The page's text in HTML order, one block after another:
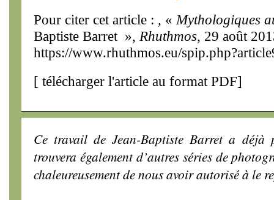
Pour citer cet article : , « Mythologiques
Baptiste Barret », Rhuthmos, 29 août
https://www.rhuthmos.eu/
[ télécharger l'article au format PDF]
Ce travail de Jean-Baptiste Barret a
trouvera également d’autres séries de
chaleureusement de nous avoir autorisé à le